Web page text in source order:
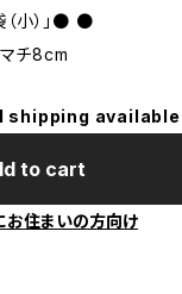
小）」● ●
チ8cm
shipping available
to cart
お住まいの方向け